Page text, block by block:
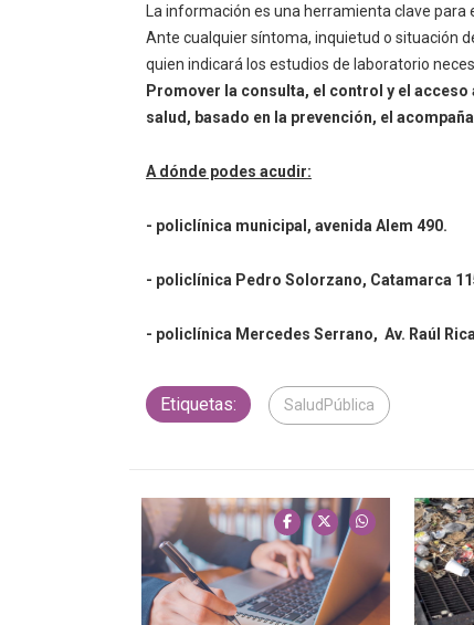
La información es una herramienta clave
Ante cualquier síntoma, inquietud o situación
quien indicará los estudios de laboratorio
Promover la consulta, el control y el
salud, basado en la prevención, el
A dónde podes acudir:
- policlínica municipal, avenida Alem 490.
- policlínica Pedro Solorzano, Catamarca
- policlínica Mercedes Serrano, Av. Raúl
Etiquetas: SaludPública